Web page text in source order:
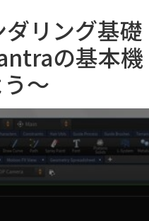
リング基礎
の基本機
～